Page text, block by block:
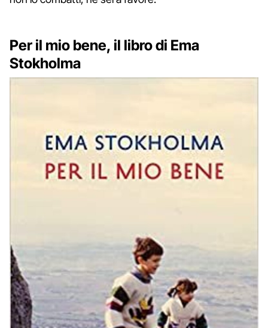
Per il mio bene, il libro di Ema
Stokholma